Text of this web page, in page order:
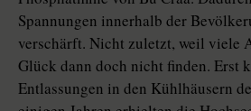
Spannungen innerhalb der
verschärft. Nicht zuletzt, weil viele
Glück dann doch nicht finden. Erst
Entlassungen in den Kühlhäusern